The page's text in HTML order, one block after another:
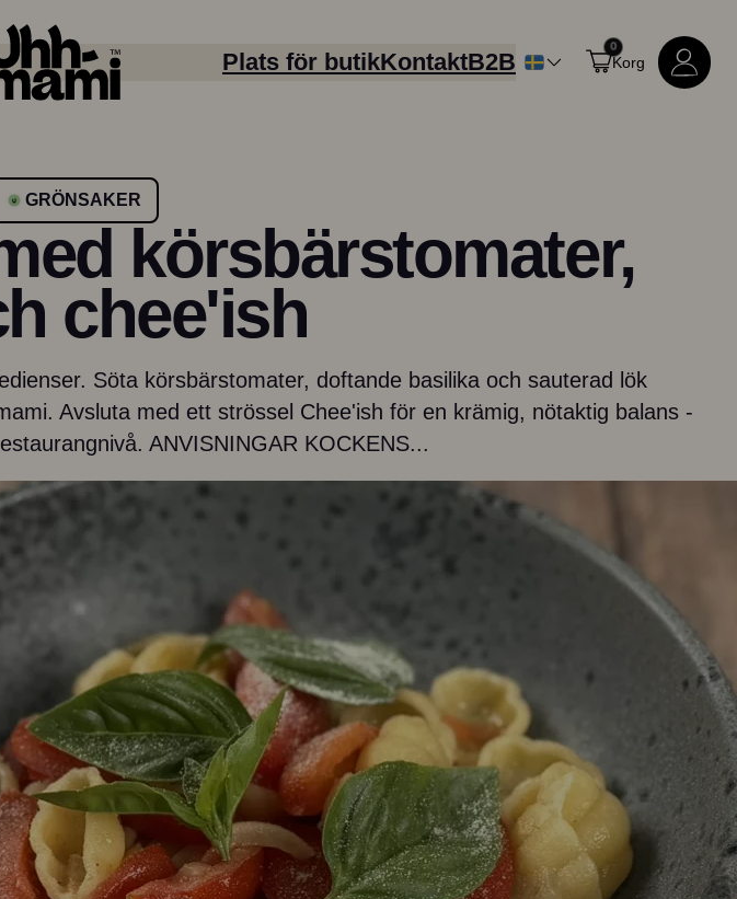
Smak / smak Handla alla produkter
Plats för butikKontaktB2B
0
Korg
GRÖNSAKER
körsbärstomater,
chee'ish
Söta körsbärstomater, doftande basilika och sauterad lök
Avsluta med ett strössel Chee'ish för en krämig, nötaktig balans -
ANVISNINGAR KOCKENS...